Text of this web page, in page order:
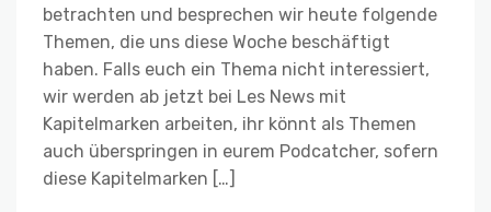
betrachten und besprechen wir heute folgende
Themen, die uns diese Woche beschäftigt
haben. Falls euch ein Thema nicht interessiert,
wir werden ab jetzt bei Les News mit
Kapitelmarken arbeiten, ihr könnt als Themen
auch überspringen in eurem Podcatcher, sofern
diese Kapitelmarken […]